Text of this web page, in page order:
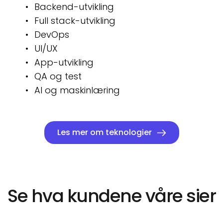
Backend-utvikling
Full stack-utvikling
DevOps
UI/UX
App-utvikling
QA og test
AI og maskinlæring
Les mer om teknologier
Se hva kundene våre sier